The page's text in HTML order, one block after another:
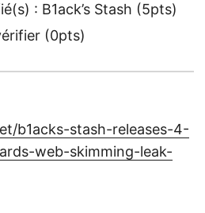
: B1ack’s Stash (5pts)
(0pts)
b1acks-stash-releases-4-
web-skimming-leak-